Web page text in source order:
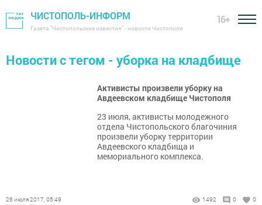
ЧИСТОПОЛЬ-ИНФОРМ
Газета "Чистопольские известия" - новости Чистополя
16+
Новости с тегом - уборка на кладбище
Активисты произвели уборку на
Авдеевском кладбище Чистополя
23 июля, активисты молодежного
отдела Чистопольского благочиния
произвели уборку территории
Авдеевского кладбища и
мемориального комплекса.
26 июля 2017, 05:49 1492 0 0